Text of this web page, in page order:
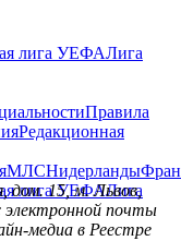
лига УЕФАЛига
Правила
Редакционная
МЛСНидерланды
лига УЕФАЛига
дом. 15, м. Львов,
электронной почты
медиа в Реестре